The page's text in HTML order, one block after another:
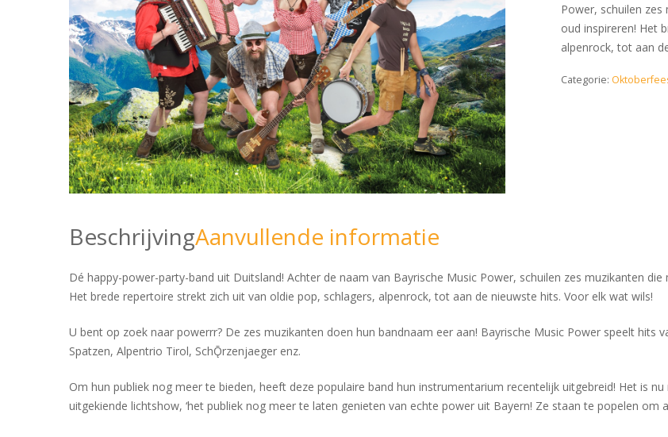
Power, schuilen
oud inspireren! Het
alpenrock, tot aan
Categorie:
BeschrijvingAanvullende informatie
Dé happy-power-party-band uit Duitsland! Achter de naam van Bayrische Music Power, schuilen zes muzikanten
Het brede repertoire strekt zich uit van oldie pop, schlagers, alpenrock, tot aan de nieuwste hits. Voor elk wat wils!
U bent op zoek naar powerrr? De zes muzikanten doen hun bandnaam eer aan! Bayrische Music Power speelt hits
Spatzen, Alpentrio Tirol, SchǬrzenjaeger enz.
Om hun publiek nog meer te bieden, heeft deze populaire band hun instrumentarium recentelijk uitgebreid! Het is
uitgekiende lichtshow, ‘het publiek nog meer te laten genieten van echte power uit Bayern! Ze staan te popelen om